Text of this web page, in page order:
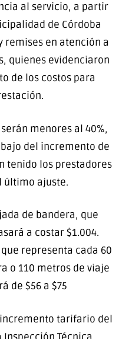
al servicio, a partir
de Córdoba
remises en atención a
quienes evidenciaron
de los costos para
menores al 40%,
del incremento de
tenido los prestadores
último ajuste.
de bandera, que
a costar $1.004.
representa cada 60
o 110 metros de viaje
de $56 a $75
tarifario del